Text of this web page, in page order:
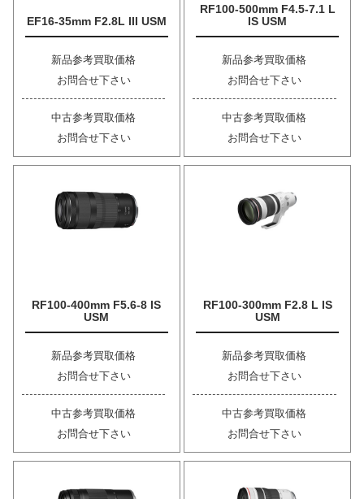
EF16-35mm F2.8L III USM
新品参考買取価格
お問合せ下さい
中古参考買取価格
お問合せ下さい
RF100-500mm F4.5-7.1 L
IS USM
新品参考買取価格
お問合せ下さい
中古参考買取価格
お問合せ下さい
RF100-400mm F5.6-8 IS
USM
新品参考買取価格
お問合せ下さい
中古参考買取価格
お問合せ下さい
RF100-300mm F2.8 L IS
USM
新品参考買取価格
お問合せ下さい
中古参考買取価格
お問合せ下さい